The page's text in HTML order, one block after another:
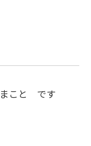
こと です